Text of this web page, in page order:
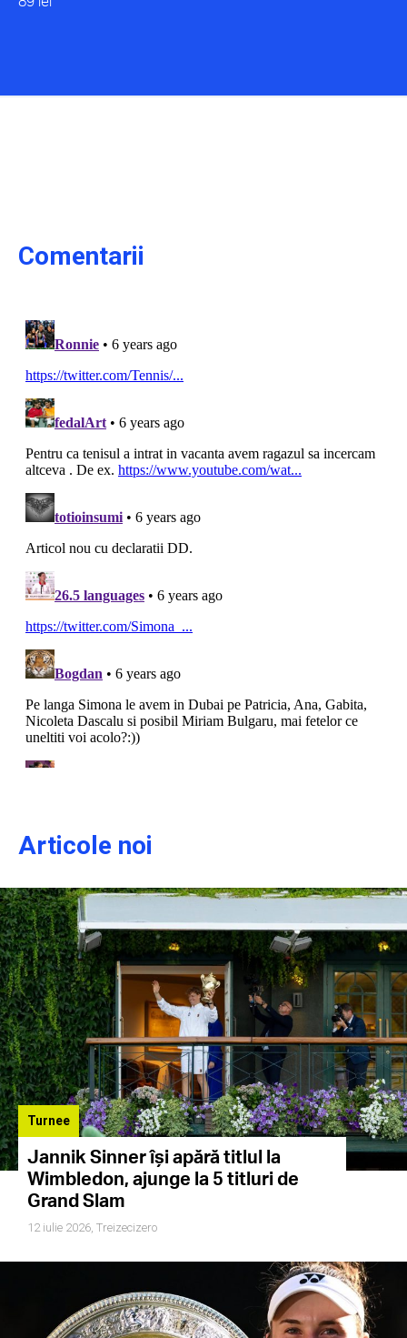
Comentarii
Articole noi
Turnee
Jannik Sinner își apără titlul la
Wimbledon, ajunge la 5 titluri de
Grand Slam
12 iulie 2026, Treizecizero